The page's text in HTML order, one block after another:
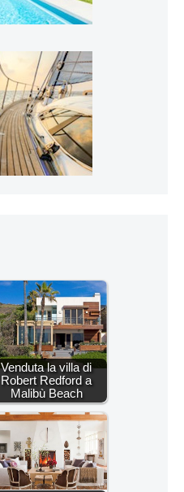
Venduta la villa di
Robert Redford a
Malibù Beach